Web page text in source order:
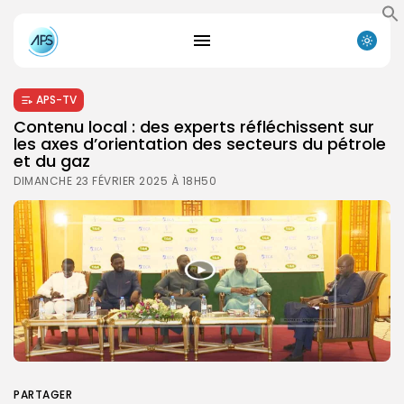
APS-TV
Contenu local : des experts réfléchissent sur
les axes d’orientation des secteurs du pétrole
et du gaz
DIMANCHE 23 FÉVRIER 2025 À 18H50
PARTAGER